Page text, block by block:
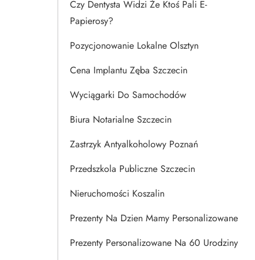
Czy Dentysta Widzi Że Ktoś Pali E-
Papierosy?
Pozycjonowanie Lokalne Olsztyn
Cena Implantu Zęba Szczecin
Wyciągarki Do Samochodów
Biura Notarialne Szczecin
Zastrzyk Antyalkoholowy Poznań
Przedszkola Publiczne Szczecin
Nieruchomości Koszalin
Prezenty Na Dzien Mamy Personalizowane
Prezenty Personalizowane Na 60 Urodziny